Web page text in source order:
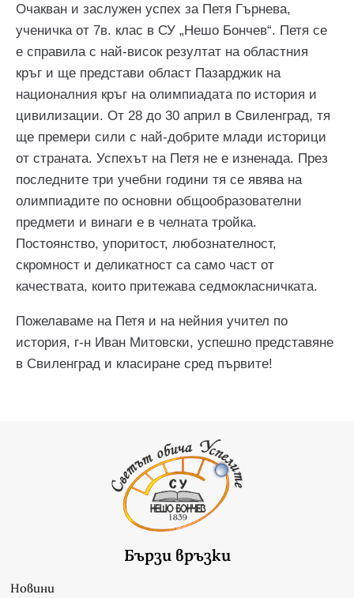
Очакван и заслужен успех за Петя Гърнева,
ученичка от 7в. клас в СУ „Нешо Бончев“. Петя се
е справила с най-висок резултат на областния
кръг и ще представи област Пазарджик на
националния кръг на олимпиадата по история и
цивилизации. От 28 до 30 април в Свиленград, тя
ще премери сили с най-добрите млади историци
от страната. Успехът на Петя не е изненада. През
последните три учебни години тя се явява на
олимпиадите по основни общообразователни
предмети и винаги е в челната тройка.
Постоянство, упоритост, любознателност,
скромност и деликатност са само част от
качествата, които притежава седмокласничката.
Пожелаваме на Петя и на нейния учител по
история, г-н Иван Митовски, успешно представяне
в Свиленград и класиране сред първите!
Бързи връзки
Новини